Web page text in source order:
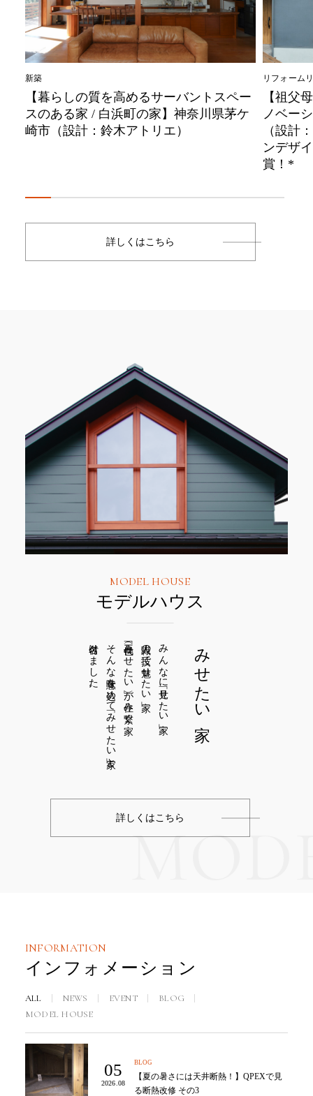
るサーバントスペー
の家】神奈川県茅ケ
トリエ）
【祖父母から孫へ世代を繋ぐ性
ノベーション / S様邸】神奈川
（設計：自社）*性能向上リノ
ンデザインアワード2025 選考
詳しくはこちら
MODEL HOUSE
モデルハウス
みんなに「見せたい」家
職人の技で「魅せたい」家
「三世代（みせたい）」が住み繋ぐ家
そんな意味を込めて「みせたい家」と
名付けました。 みせたい家
詳しくはこちら
INFORMATION
インフォメーション
ALL NEWS EVENT
BLOG
MODEL HOUSE
05
2026.08
BLOG
【夏の暑さには天井断熱！】QPEXで見
る断熱改修 その3